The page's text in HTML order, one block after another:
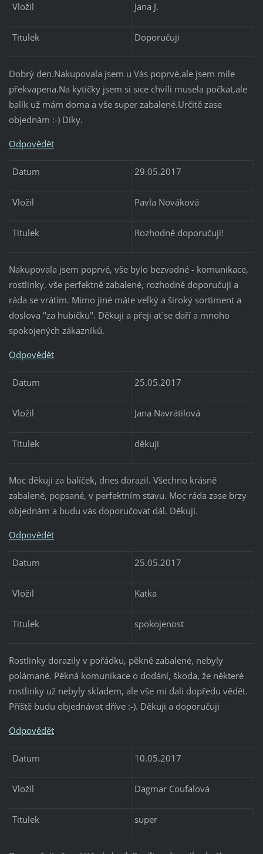
Vložil Jana J.
Titulek Doporučuji
Dobrý den.Nakupovala jsem u Vás poprvé,ale jsem mile
překvapena.Na kytičky jsem si sice chvíli musela počkat,ale
balík už mám doma a vše super zabalené.Určitě zase
objednám :-) Díky.
Odpovědět
Datum 29.05.2017
Vložil Pavla Nováková
Titulek Rozhodně doporučuji!
Nakupovala jsem poprvé, vše bylo bezvadné - komunikace,
rostlinky, vše perfektně zabalené, rozhodně doporučuji a
ráda se vrátím. Mimo jiné máte velký a široký sortiment a
doslova "za hubičku". Děkuji a přeji ať se daří a mnoho
spokojených zákazníků.
Odpovědět
Datum 25.05.2017
Vložil Jana Navrátilová
Titulek děkuji
Moc děkuji za balíček, dnes dorazil. Všechno krásně
zabalené, popsané, v perfektním stavu. Moc ráda zase brzy
objednám a budu vás doporučovat dál. Děkuji.
Odpovědět
Datum 25.05.2017
Vložil Katka
Titulek spokojenost
Rostlinky dorazily v pořádku, pěkně zabalené, nebyly
polámané. Pěkná komunikace o dodání, škoda, že některé
rostlinky už nebyly skladem, ale vše mi dali dopředu vědět.
Příště budu objednávat dříve :-). Děkuji a doporučuji
Odpovědět
Datum 10.05.2017
Vložil Dagmar Coufalová
Titulek super